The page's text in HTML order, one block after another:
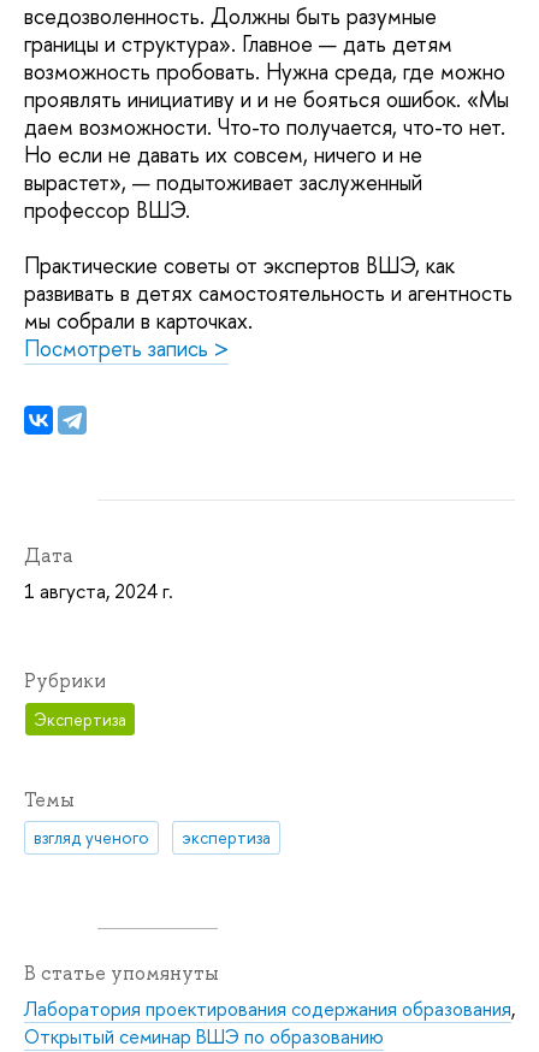
вседозволенность. Должны быть разумные
границы и структура». Главное — дать детям
возможность пробовать. Нужна среда, где можно
проявлять инициативу и и не бояться ошибок. «Мы
даем возможности. Что-то получается, что-то нет.
Но если не давать их совсем, ничего и не
вырастет», — подытоживает заслуженный
профессор ВШЭ.
Практические советы от экспертов ВШЭ, как
развивать в детях самостоятельность и агентность
мы собрали в карточках.
Посмотреть запись >
Дата
1 августа, 2024 г.
Рубрики
Экспертиза
Темы
взгляд ученого экспертиза
В статье упомянуты
Лаборатория проектирования содержания образования,
Открытый семинар ВШЭ по образованию